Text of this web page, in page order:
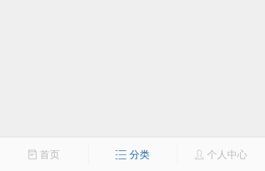
首页 分类 个人中心